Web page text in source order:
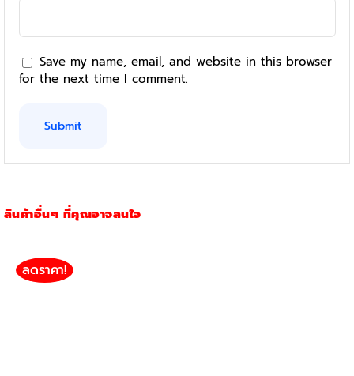
Save my name, email, and website in this browser
for the next time I comment.
สินค้าอื่นๆ ที่คุณอาจสนใจ
ลดราคา!